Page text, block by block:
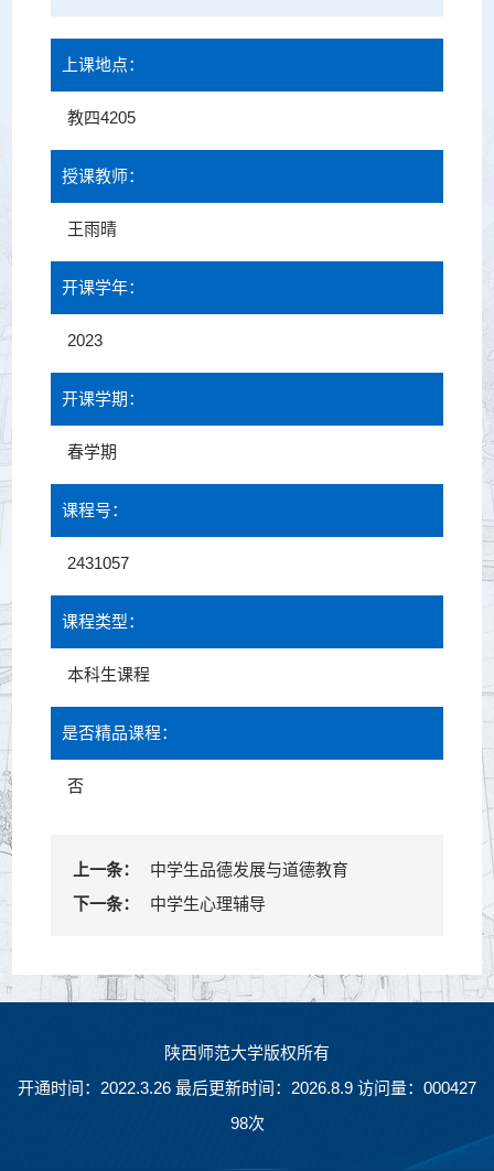
上课地点：
教四4205
授课教师：
王雨晴
开课学年：
2023
开课学期：
春学期
课程号：
2431057
课程类型：
本科生课程
是否精品课程：
否
上一条：
中学生品德发展与道德教育
下一条：
中学生心理辅导
陕西师范大学版权所有
开通时间： 2022.3.26 最后更新时间： 2026.8.9 访问量： 000427
98次